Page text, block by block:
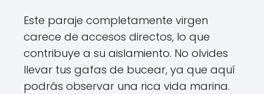
Este paraje completamente virgen
carece de accesos directos, lo que
contribuye a su aislamiento. No olvides
llevar tus gafas de bucear, ya que aquí
podrás observar una rica vida marina.